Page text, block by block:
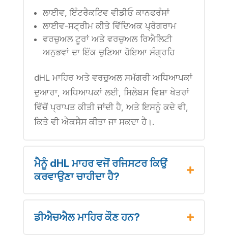
ਲਾਈਵ, ਇੰਟਰੈਕਟਿਵ ਵੀਡੀਓ ਕਾਨਫਰੰਸਾਂ
ਲਾਈਵ-ਸਟ੍ਰੀਮ ਕੀਤੇ ਵਿੱਦਿਅਕ ਪ੍ਰੋਗਰਾਮ
ਵਰਚੁਅਲ ਟੂਰਾਂ ਅਤੇ ਵਰਚੁਅਲ ਰਿਐਲਿਟੀ
ਅਨੁਭਵਾਂ ਦਾ ਇੱਕ ਚੁਣਿਆ ਹੋਇਆ ਸੰਗ੍ਰਹਿ
dHL ਮਾਹਿਰ ਅਤੇ ਵਰਚੁਅਲ ਸਮੱਗਰੀ ਅਧਿਆਪਕਾਂ
ਦੁਆਰਾ, ਅਧਿਆਪਕਾਂ ਲਈ, ਸਿਲੇਬਸ ਵਿਸ਼ਾ ਖੇਤਰਾਂ
ਵਿੱਚੋਂ ਪ੍ਰਾਪਤ ਕੀਤੀ ਜਾਂਦੀ ਹੈ, ਅਤੇ ਇਸਨੂੰ ਕਦੇ ਵੀ,
ਕਿਤੇ ਵੀ ਐਕਸੈਸ ਕੀਤਾ ਜਾ ਸਕਦਾ ਹੈ।.
ਮੈਨੂੰ dHL ਮਾਹਰ ਵਜੋਂ ਰਜਿਸਟਰ ਕਿਉਂ
ਕਰਵਾਉਣਾ ਚਾਹੀਦਾ ਹੈ?
ਡੀਐਚਐਲ ਮਾਹਿਰ ਕੌਣ ਹਨ?